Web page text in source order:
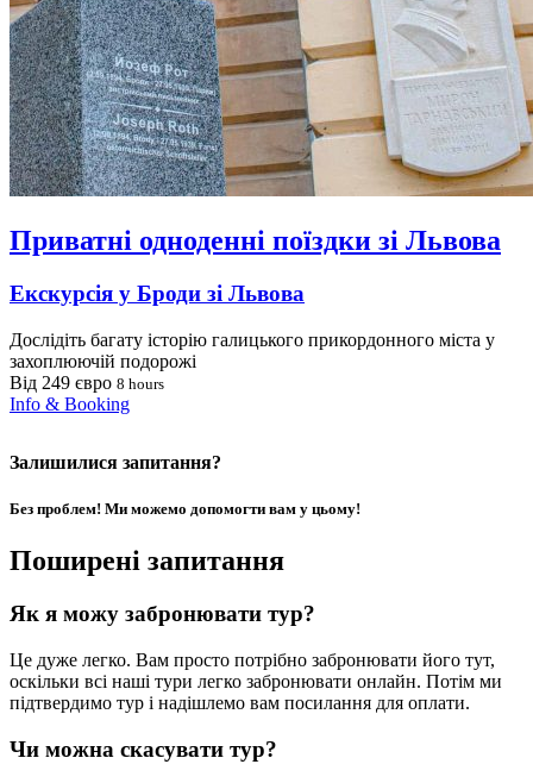
Приватні одноденні поїздки зі Львова
Екскурсія у Броди зі Львова
Дослідіть багату історію галицького прикордонного міста у
захоплюючій подорожі
Від 249 євро 8 hours
Info & Booking
Залишилися запитання?
Без проблем! Ми можемо допомогти вам у цьому!
Поширені запитання
Як я можу забронювати тур?
Це дуже легко. Вам просто потрібно забронювати його тут,
оскільки всі наші тури легко забронювати онлайн. Потім ми
підтвердимо тур і надішлемо вам посилання для оплати.
Чи можна скасувати тур?